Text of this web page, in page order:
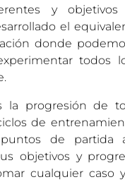
y
el
donde
todos
la progresión de
de
de partida
objetivos y
cualquier caso